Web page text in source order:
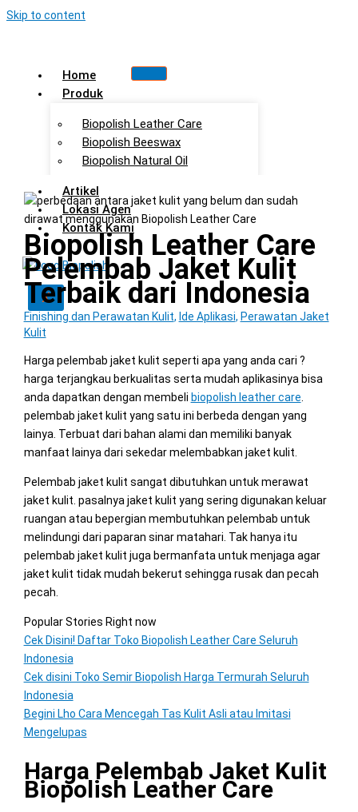
Skip to content
Home
Produk
Biopolish Leather Care
Biopolish Beeswax
Biopolish Natural Oil
Artikel
Lokasi Agen
Kontak Kami
X
Biopolish Leather Care
Pelembab Jaket Kulit
Terbaik dari Indonesia
Finishing dan Perawatan Kulit, Ide Aplikasi, Perawatan Jaket
Kulit
Harga pelembab jaket kulit seperti apa yang anda cari ?
harga terjangkau berkualitas serta mudah aplikasinya bisa
anda dapatkan dengan membeli biopolish leather care
pelembab jaket kulit yang satu ini berbeda dengan yang
lainya. Terbuat dari bahan alami dan memiliki banyak
manfaat lainya dari sekedar melembabkan jaket kulit.
Pelembab jaket kulit sangat dibutuhkan untuk merawat
jaket kulit. pasalnya jaket kulit yang sering digunakan keluar
ruangan atau bepergian membutuhkan pelembab untuk
melindungi dari paparan sinar matahari. Tak hanya itu
pelembab jaket kulit juga bermanfata untuk menjaga agar
jaket kulit tidak mudah bekerut sehingga rusak dan pecah
pecah.
Popular Stories Right now
Cek Disini! Daftar Toko Biopolish Leather Care Seluruh
Indonesia
Cek disini Toko Semir Biopolish Harga Termurah Seluruh
Indonesia
Begini Lho Cara Mencegah Tas Kulit Asli atau Imitasi
Mengelupas
Harga Pelembab Jaket Kulit
Biopolish Leather Care